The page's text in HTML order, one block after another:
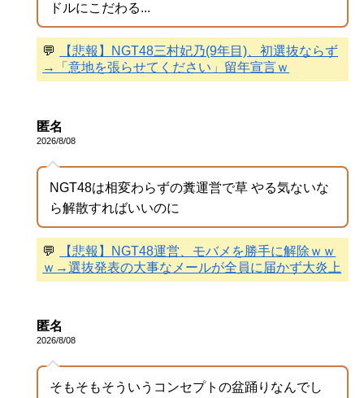
ドルにこだわる...
💬
【悲報】NGT48三村妃乃(9年目)、初選抜ならず
→「意地を張らせてください」留年宣言ｗ
匿名
2026/8/08
NGT48は相変わらずの糞運営で草 やる気ないな
ら解散すればいいのに
💬
【悲報】NGT48運営、モバメを勝手に解除ｗｗ
ｗ→選抜発表の大事なメールが全員に届かず大炎上
匿名
2026/8/08
そもそもそういうコンセプトの盆踊りなんでし